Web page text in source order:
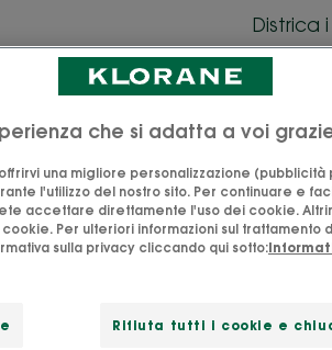
Districa
Questo
dopo-
A partire
Districa,
che si adatta a voi
una migliore personalizzazione (pubblicità
l'utilizzo del nostro sito. Per continuare e
accettare direttamente l'uso dei cookie.
Per ulteriori informazioni sul trattamento
sulla privacy cliccando qui sotto:
Rifiuta tutti i cookie e